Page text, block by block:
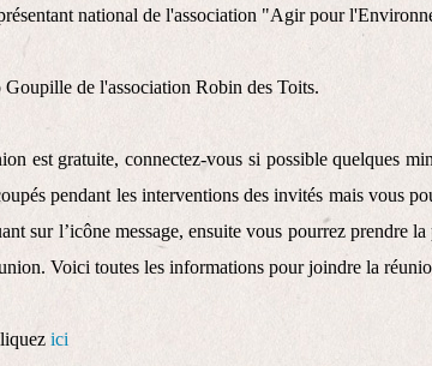
national de l'association "Agir pour
de l'association Robin des Toits.
est gratuite, connectez-vous si possible quelques
pendant les interventions des invités mais vous
sur l’icône message, ensuite vous pourrez prendre
Voici toutes les informations pour joindre la
ici